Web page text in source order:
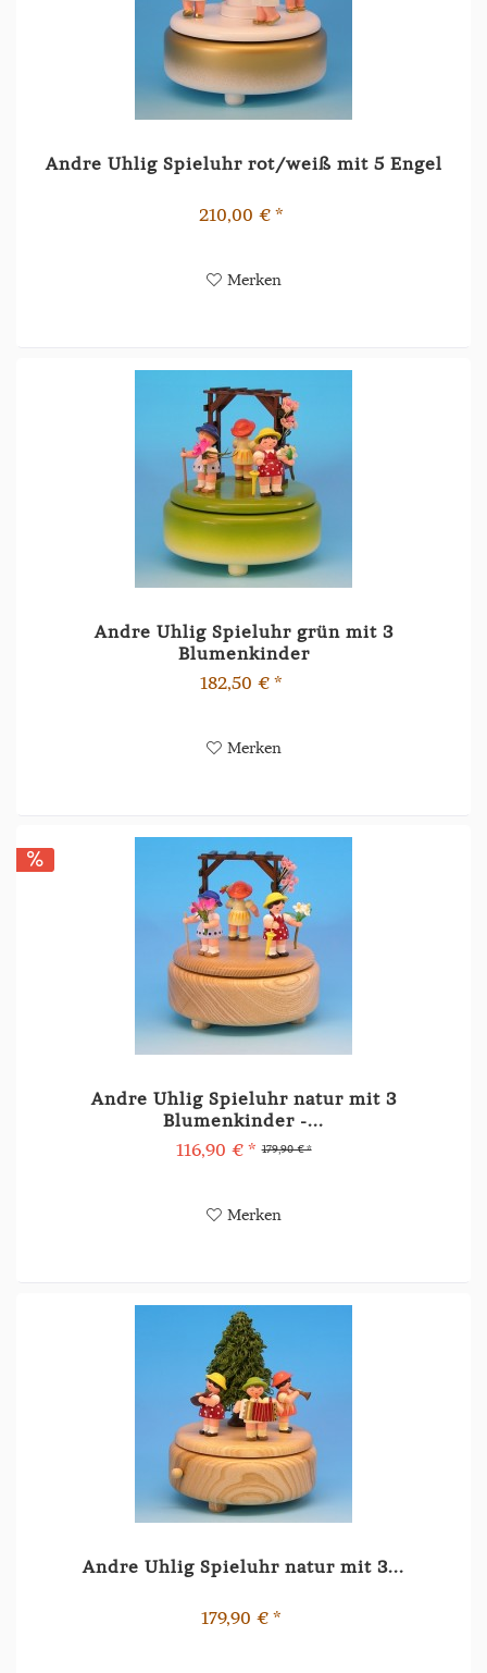
Andre Uhlig Spieluhr rot/weiß mit 5 Engel
210,00 € *
Merken
Andre Uhlig Spieluhr grün mit 3
Blumenkinder
182,50 € *
Merken
Andre Uhlig Spieluhr natur mit 3
Blumenkinder -...
179,90 € *
116,90 € *
Merken
Andre Uhlig Spieluhr natur mit 3...
179,90 € *